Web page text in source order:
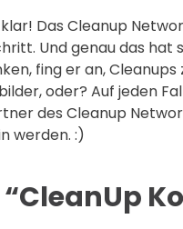
Das Cleanup
Und genau das hat
fing er an, Cleanups
oder? Auf jeden
des Cleanup
werden. :)